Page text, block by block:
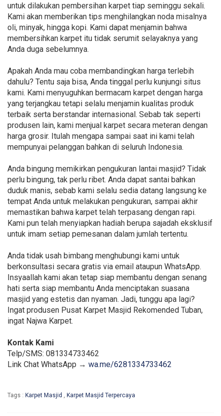
untuk dilakukan pembersihan karpet tiap seminggu sekali.
Kami akan memberikan tips menghilangkan noda misalnya
oli, minyak, hingga kopi. Kami dapat menjamin bahwa
membersihkan karpet itu tidak serumit selayaknya yang
Anda duga sebelumnya.
Apakah Anda mau coba membandingkan harga terlebih
dahulu? Tentu saja bisa, Anda tinggal perlu kunjungi situs
kami. Kami menyuguhkan bermacam karpet dengan harga
yang terjangkau tetapi selalu menjamin kualitas produk
terbaik serta berstandar internasional. Sebab tak seperti
produsen lain, kami menjual karpet secara meteran dengan
harga grosir. Itulah mengapa sampai saat ini kami telah
mempunyai pelanggan bahkan di seluruh Indonesia.
Anda bingung memikirkan pengukuran lantai masjid? Tidak
perlu bingung, tak perlu ribet. Anda dapat santai bahkan
duduk manis, sebab kami selalu sedia datang langsung ke
tempat Anda untuk melakukan pengukuran, sampai akhir
memastikan bahwa karpet telah terpasang dengan rapi.
Kami pun telah menyiapkan hadiah berupa sajadah eksklusif
untuk imam setiap pemesanan dalam jumlah tertentu.
Anda tidak usah bimbang menghubungi kami untuk
berkonsultasi secara gratis via email ataupun WhatsApp.
Insyaallah kami akan tetap siap membantu dengan senang
hati serta siap membantu Anda menciptakan suasana
masjid yang estetis dan nyaman. Jadi, tunggu apa lagi?
Ingat produsen Pusat Karpet Masjid Rekomended Tuban,
ingat Najwa Karpet.
Kontak Kami
Telp/SMS: 081334733462
Link Chat WhatsApp → wa.me/6281334733462
Tags : Karpet Masjid Karpet Masjid Terpercaya